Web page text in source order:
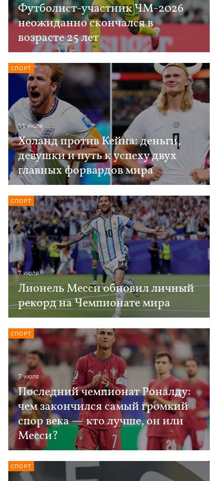
Футболист-участник ЧМ-2026
неожиданно скончался в
возрасте 25 лет
11 июля
Холанд против Кейна: деньги,
девушки и путь к успеху двух
главных форвардов мира
СПОРТ
7 июля
Лионель Месси обновил личный
рекорд на Чемпионате мира
СПОРТ
7 июля
Последний чемпионат Роналду:
чем закончился самый громкий
спор века — кто лучше, он или
Месси?
СПОРТ
СПОРТ